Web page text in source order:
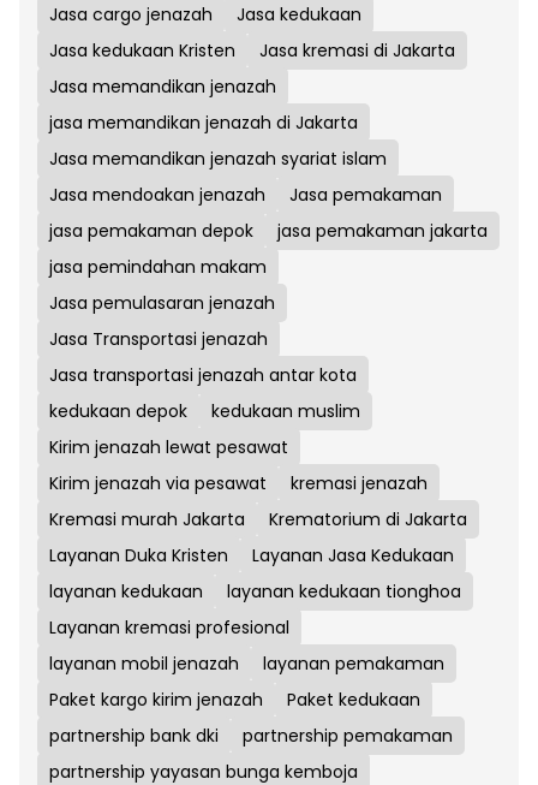
Jasa cargo jenazah
Jasa kedukaan
Jasa kedukaan Kristen
Jasa kremasi di Jakarta
Jasa memandikan jenazah
jasa memandikan jenazah di Jakarta
Jasa memandikan jenazah syariat islam
Jasa mendoakan jenazah
Jasa pemakaman
jasa pemakaman depok
jasa pemakaman jakarta
jasa pemindahan makam
Jasa pemulasaran jenazah
Jasa Transportasi jenazah
Jasa transportasi jenazah antar kota
kedukaan depok
kedukaan muslim
Kirim jenazah lewat pesawat
Kirim jenazah via pesawat
kremasi jenazah
Kremasi murah Jakarta
Krematorium di Jakarta
Layanan Duka Kristen
Layanan Jasa Kedukaan
layanan kedukaan
layanan kedukaan tionghoa
Layanan kremasi profesional
layanan mobil jenazah
layanan pemakaman
Paket kargo kirim jenazah
Paket kedukaan
partnership bank dki
partnership pemakaman
partnership yayasan bunga kemboja